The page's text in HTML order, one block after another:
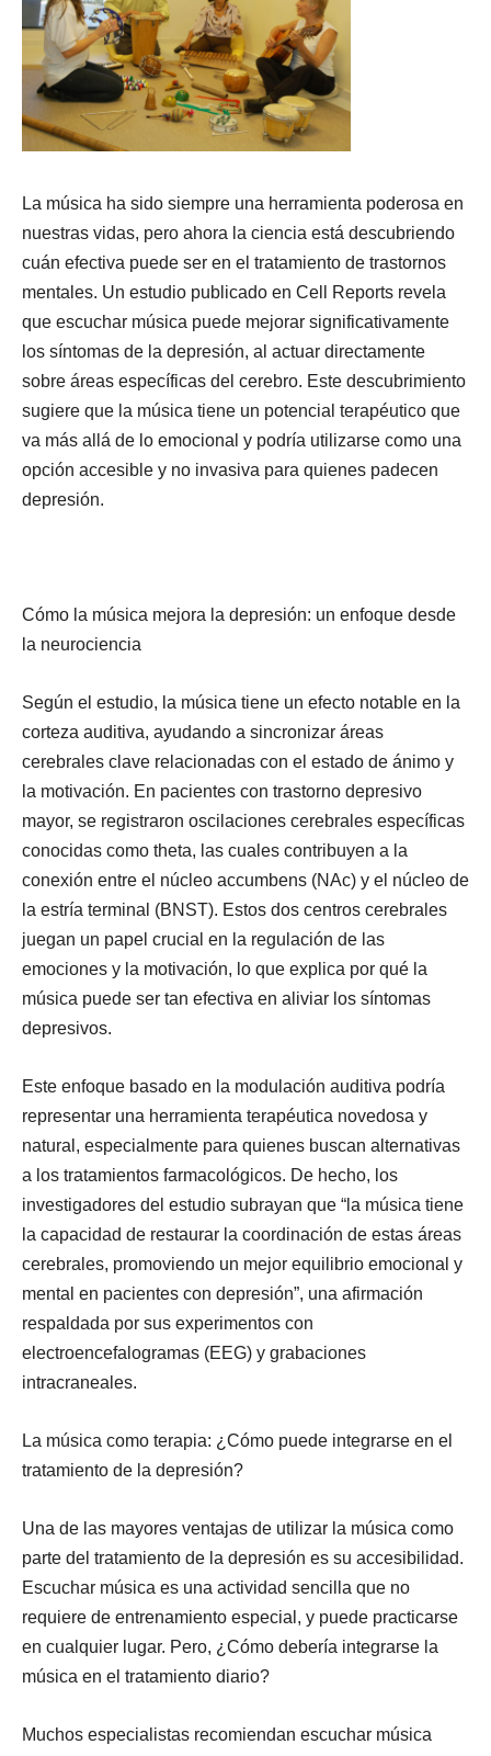
La música ha sido siempre una herramienta poderosa en
nuestras vidas, pero ahora la ciencia está descubriendo
cuán efectiva puede ser en el tratamiento de trastornos
mentales. Un estudio publicado en Cell Reports revela
que escuchar música puede mejorar significativamente
los síntomas de la depresión, al actuar directamente
sobre áreas específicas del cerebro. Este descubrimiento
sugiere que la música tiene un potencial terapéutico que
va más allá de lo emocional y podría utilizarse como una
opción accesible y no invasiva para quienes padecen
depresión.
Cómo la música mejora la depresión: un enfoque desde
la neurociencia
Según el estudio, la música tiene un efecto notable en la
corteza auditiva, ayudando a sincronizar áreas
cerebrales clave relacionadas con el estado de ánimo y
la motivación. En pacientes con trastorno depresivo
mayor, se registraron oscilaciones cerebrales específicas
conocidas como theta, las cuales contribuyen a la
conexión entre el núcleo accumbens (NAc) y el núcleo de
la estría terminal (BNST). Estos dos centros cerebrales
juegan un papel crucial en la regulación de las
emociones y la motivación, lo que explica por qué la
música puede ser tan efectiva en aliviar los síntomas
depresivos.
Este enfoque basado en la modulación auditiva podría
representar una herramienta terapéutica novedosa y
natural, especialmente para quienes buscan alternativas
a los tratamientos farmacológicos. De hecho, los
investigadores del estudio subrayan que “la música tiene
la capacidad de restaurar la coordinación de estas áreas
cerebrales, promoviendo un mejor equilibrio emocional y
mental en pacientes con depresión”, una afirmación
respaldada por sus experimentos con
electroencefalogramas (EEG) y grabaciones
intracraneales.
La música como terapia: ¿Cómo puede integrarse en el
tratamiento de la depresión?
Una de las mayores ventajas de utilizar la música como
parte del tratamiento de la depresión es su accesibilidad.
Escuchar música es una actividad sencilla que no
requiere de entrenamiento especial, y puede practicarse
en cualquier lugar. Pero, ¿Cómo debería integrarse la
música en el tratamiento diario?
Muchos especialistas recomiendan escuchar música